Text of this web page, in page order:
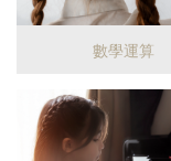
數學運算